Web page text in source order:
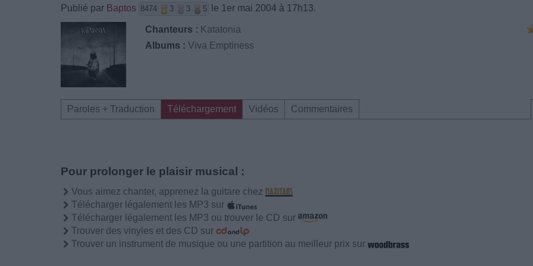
Publié par Baptos 8474 3 3 5 le 1er mai 2004 à 17h13.
Chanteurs : Katatonia
Albums : Viva Emptiness
Paroles + Traduction Téléchargement Vidéos Commentaires
Pour prolonger le plaisir musical :
Vous aimez chanter, apprenez la guitare chez
Télécharger légalement les MP3 sur
Télécharger légalement les MP3 ou trouver le CD sur
Trouver des vinyles et des CD sur
Trouver un instrument de musique ou une partition au meilleur prix sur